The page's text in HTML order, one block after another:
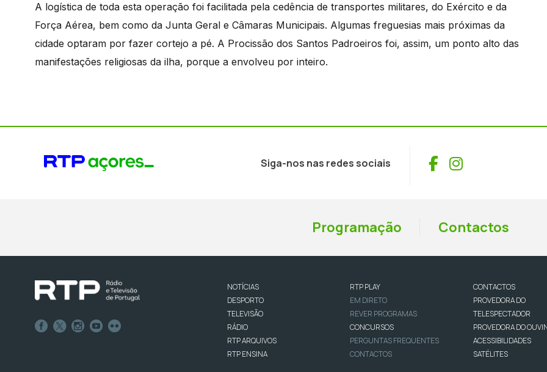
A logística de toda esta operação foi facilitada pela cedência de transportes militares, do Exército e da
Força Aérea, bem como da Junta Geral e Câmaras Municipais. Algumas freguesias mais próximas da
cidade optaram por fazer cortejo a pé. A Procissão dos Santos Padroeiros foi, assim, um ponto alto das
manifestações religiosas da ilha, porque a envolveu por inteiro.
Siga-nos nas redes sociais Facebook
Instagram
Programação Contactos
NOTÍCIAS
DESPORTO
TELEVISÃO
RÁDIO
RTP ARQUIVOS
RTP ENSINA
RTP PLAY
EM DIRETO
REVER PROGRAMAS
CONCURSOS
PERGUNTAS FREQUENTES
CONTACTOS
CONTACTOS
PROVEDORA DO
TELESPECTADOR
PROVEDORA DO
ACESSIBILIDADES
SATÉLITES